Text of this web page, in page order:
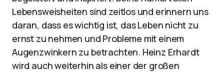
Lebensweisheiten sind zeitlos und erinnern uns
daran, dass es wichtig ist, das Leben nicht zu
ernst zu nehmen und Probleme mit einem
Augenzwinkern zu betrachten. Heinz Erhardt
wird auch weiterhin als einer der großen